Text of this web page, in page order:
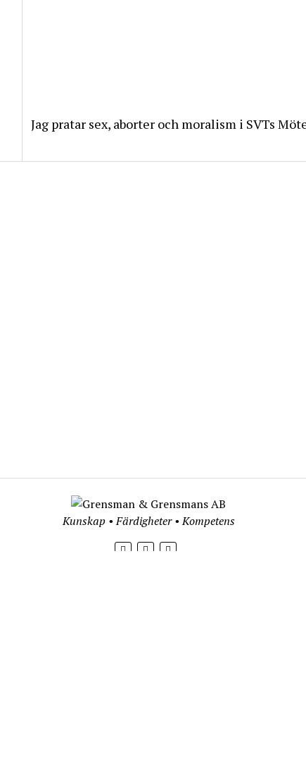
Jag pratar sex, aborter och moralism i SVTs
Kunskap • Färdigheter • Kompetens